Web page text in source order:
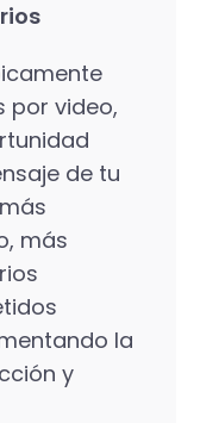
por video,
de tu
más
la
y